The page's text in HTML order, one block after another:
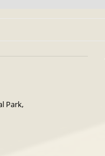
Park,